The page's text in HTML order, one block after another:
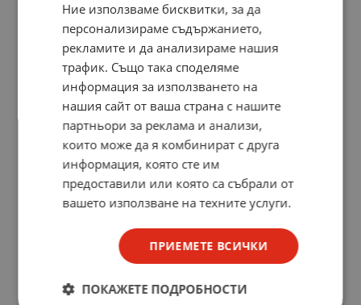
Ние използваме бисквитки, за да
персонализираме съдържанието,
рекламите и да анализираме нашия
трафик. Също така споделяме
информация за използването на
нашия сайт от ваша страна с нашите
партньори за реклама и анализи,
които може да я комбинират с друга
информация, която сте им
предоставили или която са събрали от
вашето използване на техните услуги.
ПРИЕМЕТЕ ВСИЧКИ
ПОКАЖЕТЕ ПОДРОБНОСТИ